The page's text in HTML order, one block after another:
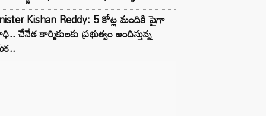
Kishan Reddy: 5 కోట్ల మందికి పైగా
చేనేత కార్మికులకు ప్రభుత్వం అందిస్తున్న